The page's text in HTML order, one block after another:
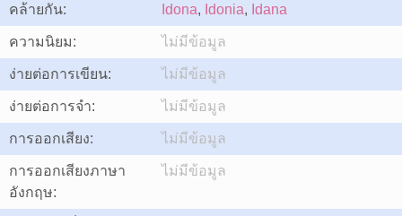
คล้ายกัน:
Idona, Idonia, Idana
ความนิยม: ไม่มีข้อมูล
ง่ายต่อการเขียน: ไม่มีข้อมูล
ง่ายต่อการจำ: ไม่มีข้อมูล
การออกเสียง: ไม่มีข้อมูล
การออกเสียงภาษา
อังกฤษ:
ไม่มีข้อมูล